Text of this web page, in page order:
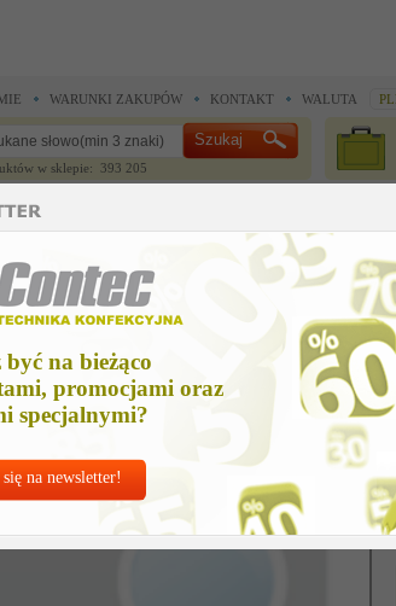
być na bieżąco
promocjami oraz
specjalnymi?
na newsletter!
WARUNKI ZAKUPÓW KONTAKT WALUTA
w sklepie: 393 205
ZAMIENNE
szwalniczych >Części zamienne Union Special > tape cutter assm
assm (sol) us